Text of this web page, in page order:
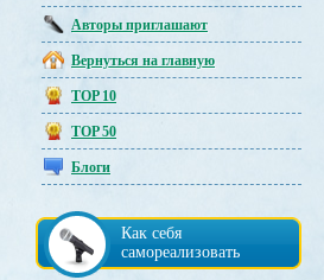
Авторы приглашают
Вернуться на главную
TOP 10
TOP 50
Блоги
Как себя
самореализовать